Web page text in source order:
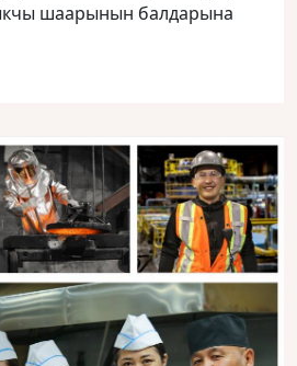
шаарынын балдарына